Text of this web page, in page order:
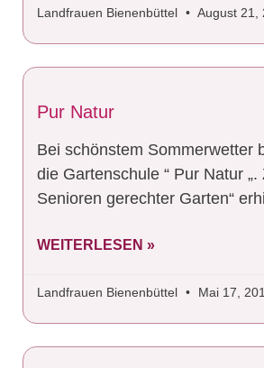
Landfrauen Bienenbüttel August 21,
Pur Natur
Bei schönstem Sommerwetter
die Gartenschule “ Pur Natur „.
Senioren gerechter Garten“
WEITERLESEN »
Landfrauen Bienenbüttel Mai 17,